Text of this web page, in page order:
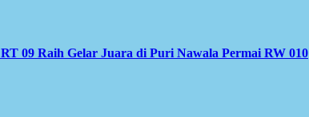
09 Raih Gelar Juara di Puri Nawala Permai RW 010